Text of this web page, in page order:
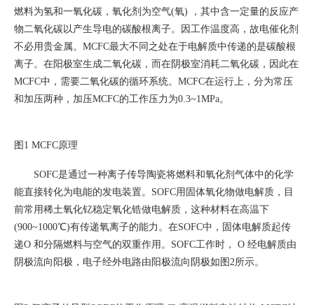
燃料为氢和一氧化碳 ， 氧化剂为空气(氧) ，其中含一定量的反应产
物二氧化碳以产生导电的碳酸根离子。因工作温度高，故电催化剂
不必用贵金属。MCFC最大不同之处在于电解质中传递的是碳酸根
离子。在阳极室生成二氧化碳，而在阴极室消耗二氧化碳，因此在
MCFC中，需要二氧化碳的循环系统。MCFC在运行上，分为常压
和加压两种，加压MCFC的工作压力为0.3~1MPa。
图1 MCFC原理
SOFC是通过一种离子传导陶瓷将燃料和氧化剂气体中的化学
能直接转化为电能的发电装置。SOFC用固体氧化物做电解质，目
前常用稀土氧化钇稳定氧化锆做电解质，这种材料在高温下
(900~1000℃)有传递氧离子的能力。在SOFC中，固体电解质起传
递O 和分隔燃料与空气的双重作用。SOFC工作时， O 经电解质由
阴极流向阳极，电子经外电路由阳极流向阴极如图2所示。